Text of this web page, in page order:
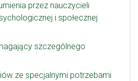
przez nauczycieli
i społecznej
szczególnego
ze specjalnymi potrzebami